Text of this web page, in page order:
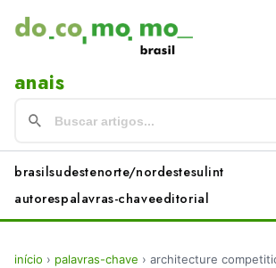
anais
brasilsudestenorte/nordestesulint
autorespalavras-chaveeditorial
início › palavras-chave › architecture